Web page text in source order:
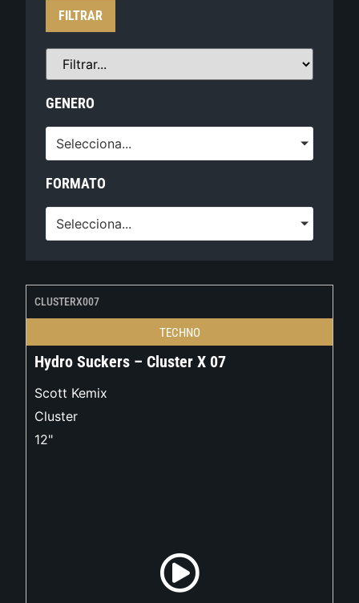
FILTRAR
GENERO
Selecciona...
FORMATO
Selecciona...
CLUSTERX007
TECHNO
Hydro Suckers – Cluster X 07
Scott Kemix
Cluster
12"